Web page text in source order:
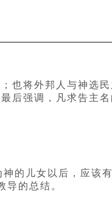
将外邦人与神选
后强调，凡求告主名
的儿女以后，应该
导的总结。